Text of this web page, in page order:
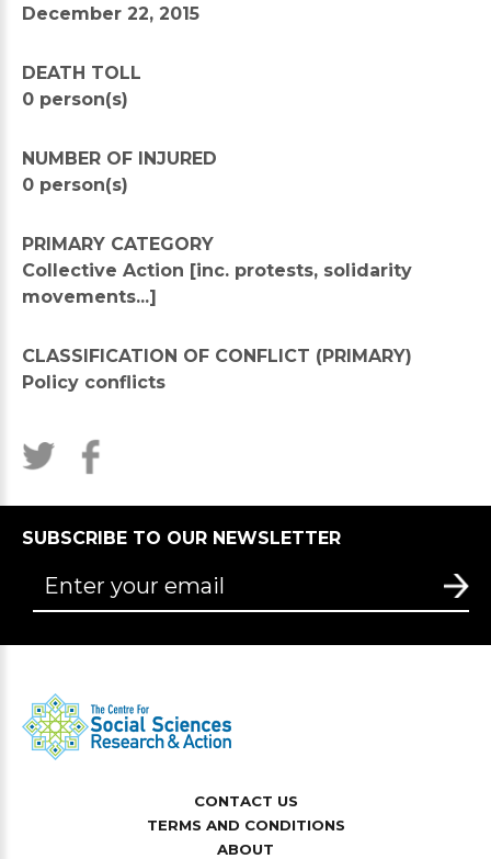
December 22, 2015
DEATH TOLL
0 person(s)
NUMBER OF INJURED
0 person(s)
PRIMARY CATEGORY
Collective Action [inc. protests, solidarity
movements...]
CLASSIFICATION OF CONFLICT (PRIMARY)
Policy conflicts
SUBSCRIBE TO OUR NEWSLETTER
CONTACT US
TERMS AND CONDITIONS
ABOUT